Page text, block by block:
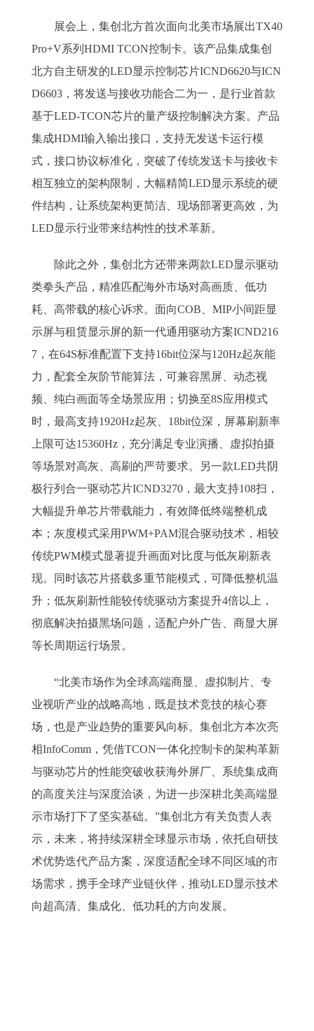
展会上，集创北方首次面向北美市场展出TX40
Pro+V系列HDMI TCON控制卡。该产品集成集创
北方自主研发的LED显示控制芯片ICND6620与ICN
D6603，将发送与接收功能合二为一，是行业首款
基于LED-TCON芯片的量产级控制解决方案。产品
集成HDMI输入输出接口，支持无发送卡运行模
式，接口协议标准化，突破了传统发送卡与接收卡
相互独立的架构限制，大幅精简LED显示系统的硬
件结构，让系统架构更简洁、现场部署更高效，为
LED显示行业带来结构性的技术革新。
除此之外，集创北方还带来两款LED显示驱动
类拳头产品，精准匹配海外市场对高画质、低功
耗、高带载的核心诉求。面向COB、MIP小间距显
示屏与租赁显示屏的新一代通用驱动方案ICND216
7，在64S标准配置下支持16bit位深与120Hz起灰能
力，配套全灰阶节能算法，可兼容黑屏、动态视
频、纯白画面等全场景应用；切换至8S应用模式
时，最高支持1920Hz起灰、18bit位深，屏幕刷新率
上限可达15360Hz，充分满足专业演播、虚拟拍摄
等场景对高灰、高刷的严苛要求。另一款LED共阴
极行列合一驱动芯片ICND3270，最大支持108扫，
大幅提升单芯片带载能力，有效降低终端整机成
本；灰度模式采用PWM+PAM混合驱动技术，相较
传统PWM模式显著提升画面对比度与低灰刷新表
现。同时该芯片搭载多重节能模式，可降低整机温
升；低灰刷新性能较传统驱动方案提升4倍以上，
彻底解决拍摄黑场问题，适配户外广告、商显大屏
等长周期运行场景。
“北美市场作为全球高端商显、虚拟制片、专
业视听产业的战略高地，既是技术竞技的核心赛
场，也是产业趋势的重要风向标。集创北方本次亮
相InfoComm，凭借TCON一体化控制卡的架构革新
与驱动芯片的性能突破收获海外屏厂、系统集成商
的高度关注与深度洽谈，为进一步深耕北美高端显
示市场打下了坚实基础。”集创北方有关负责人表
示，未来，将持续深耕全球显示市场，依托自研技
术优势迭代产品方案，深度适配全球不同区域的市
场需求，携手全球产业链伙伴，推动LED显示技术
向超高清、集成化、低功耗的方向发展。